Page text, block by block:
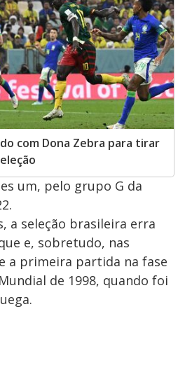
com Dona Zebra para tirar
um, pelo grupo G da
a seleção brasileira erra
e, sobretudo, nas
a primeira partida na fase
de 1998, quando foi